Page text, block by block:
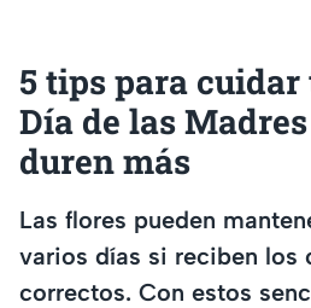
5 tips para
Día de las
duren más
Las flores pueden
varios días si reciben los
correctos. Con estos